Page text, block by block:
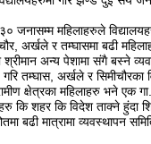
जनासम्म महिलाहरुले
अर्खले र तम्घासमा बढी
अन्य पेशामा संगै बस्ने
तम्घास, अर्खले र सिमीचौरका
क्षेत्रका महिलाहरु भने एक
कि शहर कि विदेश ताक्ने हुंदा
बढी मात्रामा व्यवस्थापन